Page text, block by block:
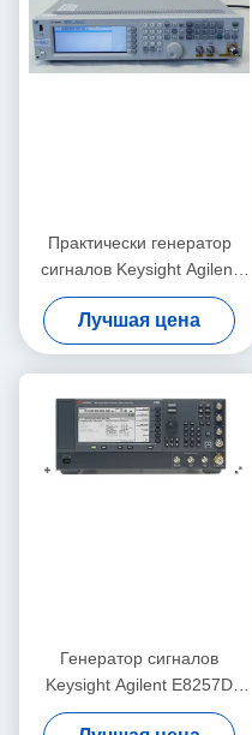
Практически генератор
сигналов Keysight Agilent
N5182A MXG RF вектора
Лучшая цена
Генератор сигналов
Keysight Agilent E8257D
PSG Benchtop сетноой-